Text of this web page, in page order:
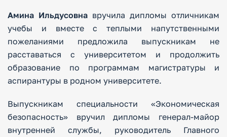
Амина Ильдусовна вручила дипломы отличникам
учебы и вместе с теплыми напутственными
пожеланиями предложила выпускникам не
расставаться с университетом и продолжить
образование по программам магистратуры и
аспирантуры в родном университете.
Выпускникам специальности «Экономическая
безопасность» вручил дипломы генерал-майор
внутренней службы, руководитель Главного